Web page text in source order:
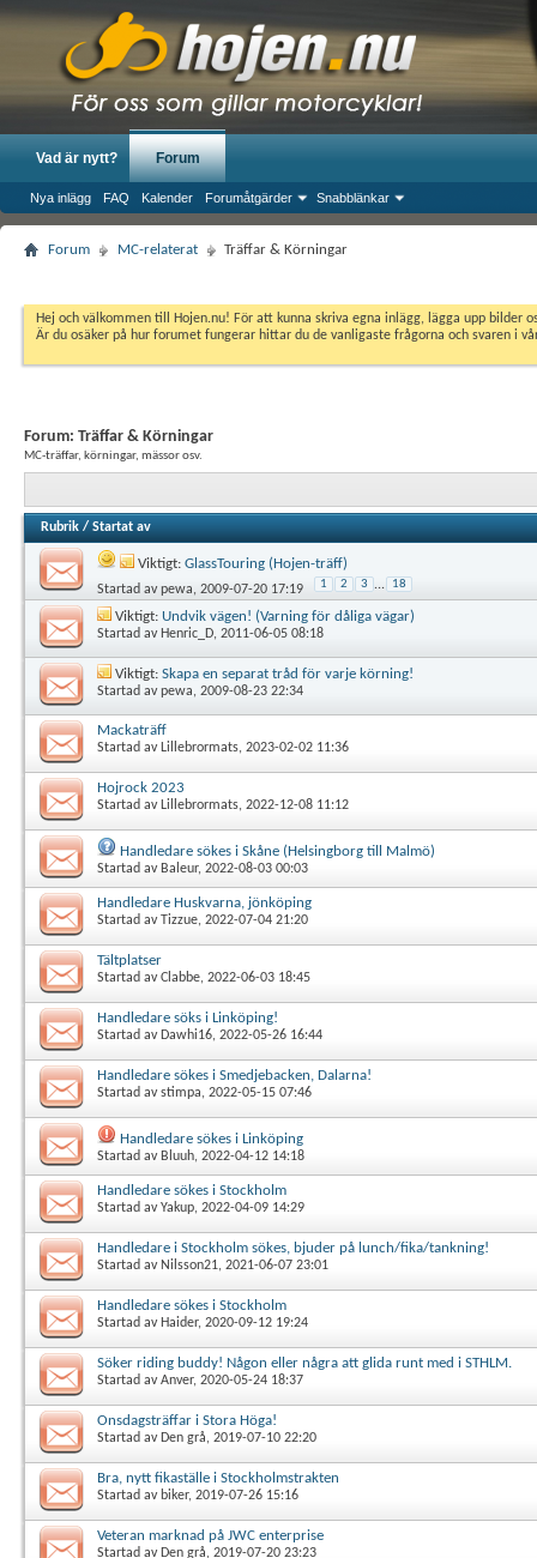
Vad är nytt? Forum
Nya inlägg FAQ Kalender Forumåtgärder Snabblänkar
Forum MC-relaterat Träffar & Körningar
Hej och välkommen till Hojen.nu! För att kunna skriva egna inlägg, lägga upp
Är du osäker på hur forumet fungerar hittar du de vanligaste frågorna och svaren i
Forum: Träffar & Körningar
MC-träffar, körningar, mässor osv.
Rubrik / Startat av
Viktigt: GlassTouring (Hojen-träff)
Startad avpewa, 2009-07-20 17:19 1 2 3 ... 18
Viktigt: Undvik vägen! (Varning för dåliga vägar)
Startad av Henric_D, 2011-06-05 08:18
Viktigt: Skapa en separat tråd för varje körning!
Startad avpewa, 2009-08-23 22:34
Mackaträff
Startad av Lillebrormats, 2023-02-02 11:36
Hojrock 2023
Startad av Lillebrormats, 2022-12-08 11:12
Handledare sökes i Skåne (Helsingborg till Malmö)
Startad av Baleur, 2022-08-03 00:03
Handledare Huskvarna, jönköping
Startad avTizzue, 2022-07-04 21:20
Tältplatser
Startad avClabbe, 2022-06-03 18:45
Handledare söks i Linköping!
Startad av Dawhi16, 2022-05-26 16:44
Handledare sökes i Smedjebacken, Dalarna!
Startad avstimpa, 2022-05-15 07:46
Handledare sökes i Linköping
Startad av Bluuh, 2022-04-12 14:18
Handledare sökes i Stockholm
Startad avYakup, 2022-04-09 14:29
Handledare i Stockholm sökes, bjuder på lunch/fika/tankning!
Startad av Nilsson21, 2021-06-07 23:01
Handledare sökes i Stockholm
Startad av Haider, 2020-09-12 19:24
Söker riding buddy! Någon eller några att glida runt med i STHLM.
Startad avAnver, 2020-05-24 18:37
Onsdagsträffar i Stora Höga!
Startad av Den grå, 2019-07-10 22:20
Bra, nytt fikaställe i Stockholmstrakten
Startad av biker, 2019-07-26 15:16
Veteran marknad på JWC enterprise
Startad av Den grå, 2019-07-20 23:23